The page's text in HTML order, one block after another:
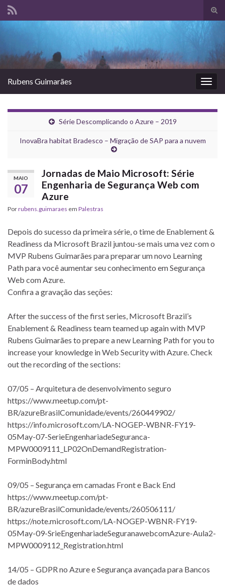
Rubens Guimarães
Série Descomplicando o Azure – 2019
InovaBra habitat Bradesco – Migração de SAP para a nuvem
MAIO
07
Jornadas de Maio Microsoft: Série
Engenharia de Segurança Web com
Azure
Porrubens.guimaraes em Palestras
Depois do sucesso da primeira série, o time de Enablement &
Readiness da Microsoft Brazil juntou-se mais uma vez com o
MVP Rubens Guimarães para preparar um novo Learning
Path para você aumentar seu conhecimento em Segurança
Web com Azure.
Confira a gravação das seções:
After the success of the first series, Microsoft Brazil’s
Enablement & Readiness team teamed up again with MVP
Rubens Guimarães to prepare a new Learning Path for you to
increase your knowledge in Web Security with Azure. Check
out the recording of the sections:
07/05 – Arquitetura de desenvolvimento seguro
https://www.meetup.com/pt-
BR/azureBrasilComunidade/events/260449902/
https://info.microsoft.com/LA-NOGEP-WBNR-FY19-
05May-07-SerieEngenhariadeSeguranca-
MPW0009111_LP02OnDemandRegistration-
ForminBody.html
09/05 – Segurança em camadas Front e Back End
https://www.meetup.com/pt-
BR/azureBrasilComunidade/events/260506111/
https://note.microsoft.com/LA-NOGEP-WBNR-FY19-
05May-09-SrieEngenhariadeSeguranawebcomAzure-Aula2-
MPW0009112_Registration.html
14/05 – GDPR no Azure e Segurança avançada para Bancos
de dados